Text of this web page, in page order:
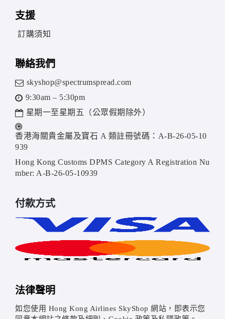
支援
訂購須知
聯絡我們
skyshop@spectrumspread.com
9:30am – 5:30pm
星期一至星期五（公眾假期除外）
香港海關貴金屬及寶石 A 類註冊號碼：A-B-26-05-10
939
Hong Kong Customs DPMS Category A Registration Nu
mber: A-B-26-05-10939
付款方式
法律聲明
如您使用 Hong Kong Airlines SkyShop 網站，即表示您